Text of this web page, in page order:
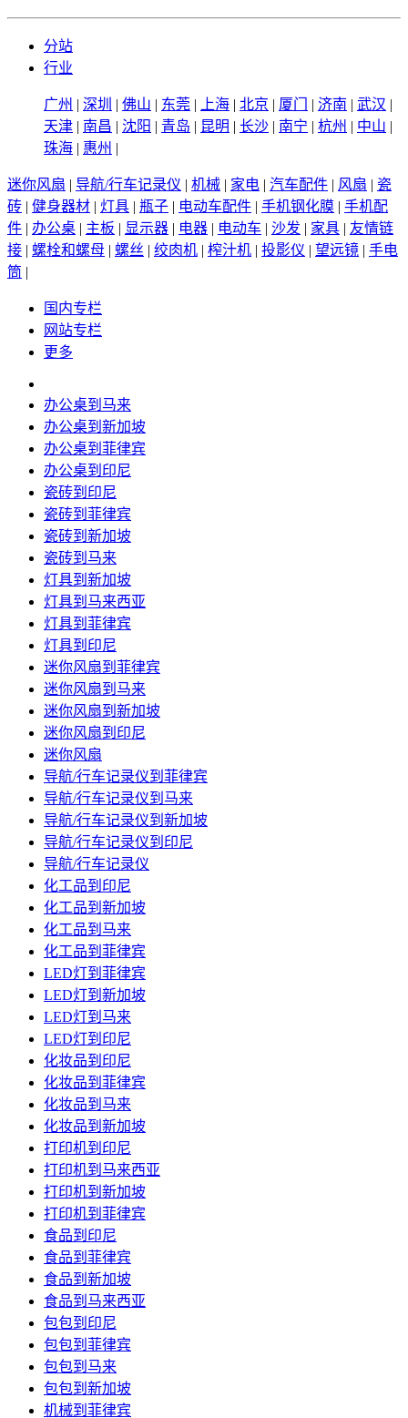
分站
行业
广州 | 深圳 | 佛山 | 东莞 | 上海 | 北京 | 厦门 | 济南 | 武汉 |
天津 | 南昌 | 沈阳 | 青岛 | 昆明 | 长沙 | 南宁 | 杭州 | 中山 |
珠海 | 惠州 |
迷你风扇 | 导航/行车记录仪 | 机械 | 家电 | 汽车配件 | 风扇 | 瓷
砖 | 健身器材 | 灯具 | 瓶子 | 电动车配件 | 手机钢化膜 | 手机配
件 | 办公桌 | 主板 | 显示器 | 电器 | 电动车 | 沙发 | 家具 | 友情链
接 | 螺栓和螺母 | 螺丝 | 绞肉机 | 榨汁机 | 投影仪 | 望远镜 | 手电
筒 |
国内专栏
网站专栏
更多
办公桌到马来
办公桌到新加坡
办公桌到菲律宾
办公桌到印尼
瓷砖到印尼
瓷砖到菲律宾
瓷砖到新加坡
瓷砖到马来
灯具到新加坡
灯具到马来西亚
灯具到菲律宾
灯具到印尼
迷你风扇到菲律宾
迷你风扇到马来
迷你风扇到新加坡
迷你风扇到印尼
迷你风扇
导航/行车记录仪到菲律宾
导航/行车记录仪到马来
导航/行车记录仪到新加坡
导航/行车记录仪到印尼
导航/行车记录仪
化工品到印尼
化工品到新加坡
化工品到马来
化工品到菲律宾
LED灯到菲律宾
LED灯到新加坡
LED灯到马来
LED灯到印尼
化妆品到印尼
化妆品到菲律宾
化妆品到马来
化妆品到新加坡
打印机到印尼
打印机到马来西亚
打印机到新加坡
打印机到菲律宾
食品到印尼
食品到菲律宾
食品到新加坡
食品到马来西亚
包包到印尼
包包到菲律宾
包包到马来
包包到新加坡
机械到菲律宾